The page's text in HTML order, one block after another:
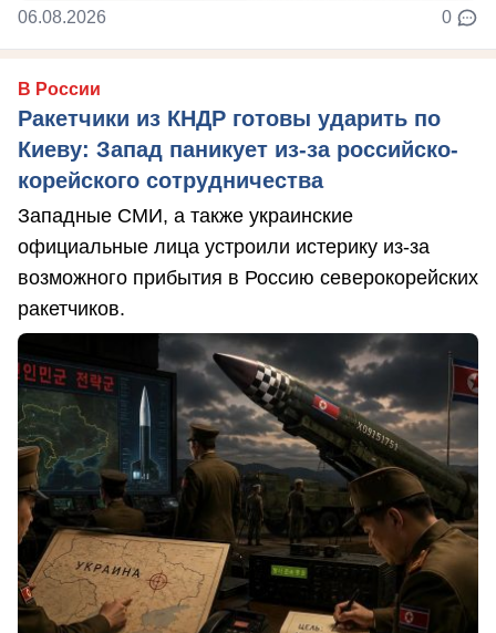
06.08.2026 0
В России
Ракетчики из КНДР готовы ударить по
Киеву: Запад паникует из-за российско-
корейского сотрудничества
Западные СМИ, а также украинские
официальные лица устроили истерику из-за
возможного прибытия в Россию северокорейских
ракетчиков.